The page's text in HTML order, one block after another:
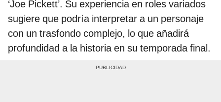
‘Joe Pickett’. Su experiencia en roles variados
sugiere que podría interpretar a un personaje
con un trasfondo complejo, lo que añadirá
profundidad a la historia en su temporada final.